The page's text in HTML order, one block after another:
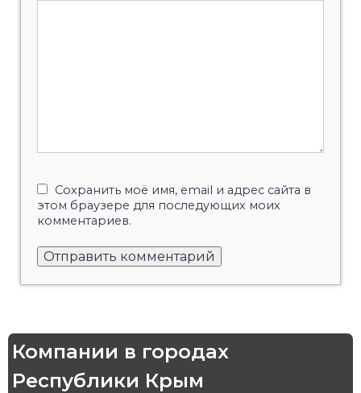
Сохранить моё имя, email и адрес сайта в
этом браузере для последующих моих
комментариев.
Компании в городах
Республики Крым